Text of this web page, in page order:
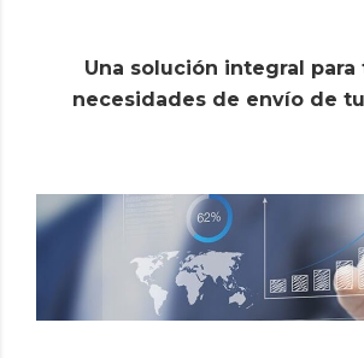
Una solución integral para
necesidades de envío de